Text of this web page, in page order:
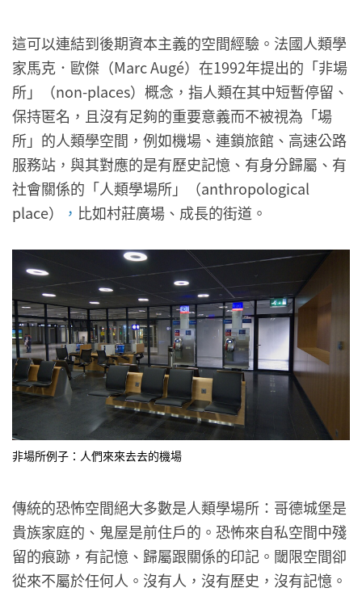
這可以連結到後期資本主義的空間經驗。法國人類學
家馬克．歐傑（Marc Augé）在1992年提出的「非場
所」（non-places）概念，指人類在其中短暫停留、
保持匿名，且沒有足夠的重要意義而不被視為「場
所」的人類學空間，例如機場、連鎖旅館、高速公路
服務站，與其對應的是有歷史記憶、有身分歸屬、有
社會關係的「人類學場所」（anthropological
place）
， 比如村莊廣場、成長的街道。
非場所例子：人們來來去去的機場
傳統的恐怖空間絕大多數是人類學場所：哥德城堡是
貴族家庭的、鬼屋是前住戶的。恐怖來自私空間中殘
留的痕跡，有記憶、歸屬跟關係的印記。閾限空間卻
從來不屬於任何人。沒有人，沒有歷史，沒有記憶。